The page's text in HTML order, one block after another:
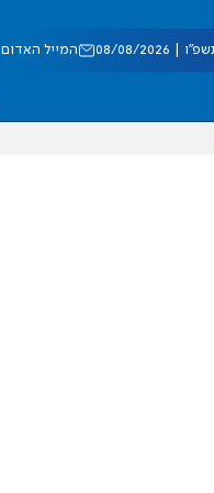
08/2026 המייל האדום